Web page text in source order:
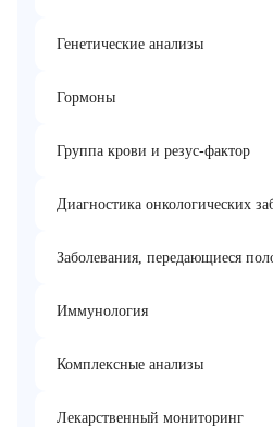
Генетические анализы
Гормоны
Группа крови и резус-фактор
Диагностика онкологических
Заболевания, передающиеся
Иммунология
Комплексные анализы
Лекарственный мониторинг